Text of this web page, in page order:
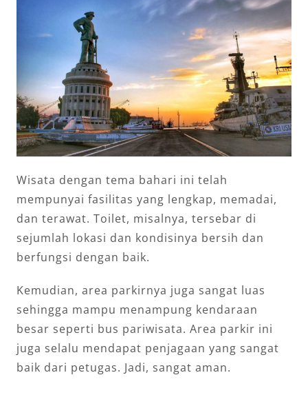
Wisata dengan tema bahari ini telah
mempunyai fasilitas yang lengkap, memadai,
dan terawat. Toilet, misalnya, tersebar di
sejumlah lokasi dan kondisinya bersih dan
berfungsi dengan baik.
Kemudian, area parkirnya juga sangat luas
sehingga mampu menampung kendaraan
besar seperti bus pariwisata. Area parkir ini
juga selalu mendapat penjagaan yang sangat
baik dari petugas. Jadi, sangat aman.